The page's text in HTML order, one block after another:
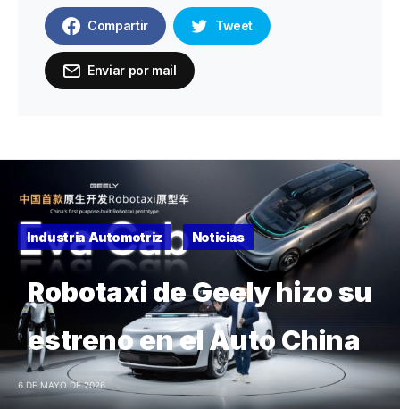
Compartir Tweet
Enviar por mail
Industria Automotriz Noticias
Robotaxi de Geely hizo su
estreno en el Auto China
6 DE MAYO DE 2026